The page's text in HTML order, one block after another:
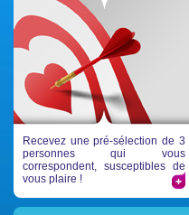
Recevez une pré-sélection de 3
personnes qui vous
correspondent, susceptibles de
vous plaire !